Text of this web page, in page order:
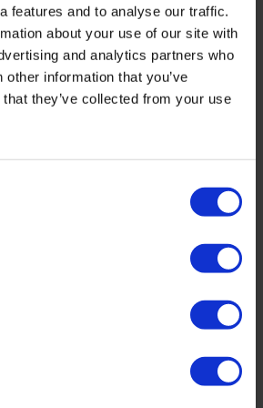
features and to analyse our traffic.
about your use of our site with
and analytics partners who
information that you’ve
they’ve collected from your use
Op deze pagina staan alle varianten
je impregneren om er lang van te
impregneren van houten (tuin)meubels
zoals vocht en warmte.
diep door in het hout en voorkomt
dat het hout in topconditie blijft.